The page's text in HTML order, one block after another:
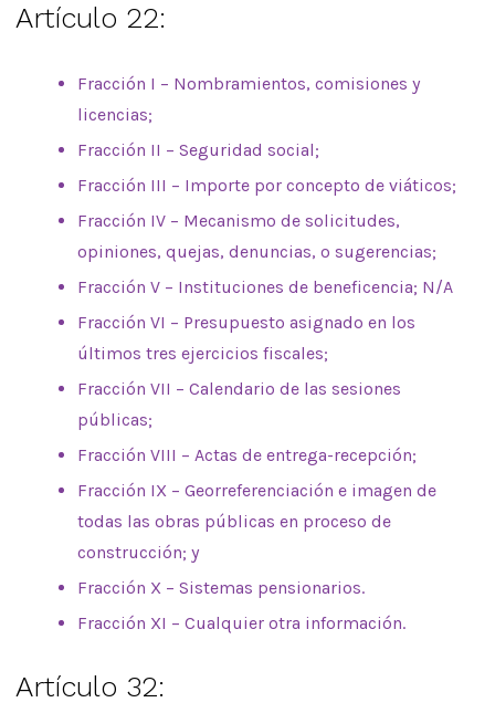
Artículo 22:
Fracción I – Nombramientos, comisiones y
licencias;
Fracción II – Seguridad social;
Fracción III – Importe por concepto de viáticos;
Fracción IV – Mecanismo de solicitudes,
opiniones, quejas, denuncias, o sugerencias;
Fracción V – Instituciones de beneficencia; N/A
Fracción VI – Presupuesto asignado en los
últimos tres ejercicios fiscales;
Fracción VII – Calendario de las sesiones
públicas;
Fracción VIII – Actas de entrega-recepción;
Fracción IX – Georreferenciación e imagen de
todas las obras públicas en proceso de
construcción; y
Fracción X – Sistemas pensionarios.
Fracción XI – Cualquier otra información.
Artículo 32: